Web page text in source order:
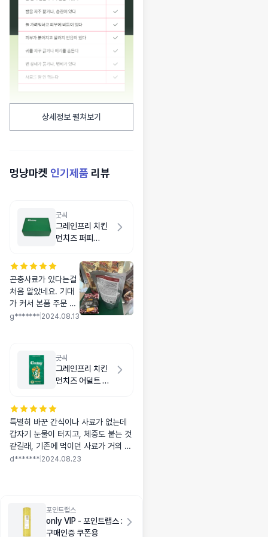
상세정보 펼쳐보기
멍냥마켓 인기제품 리뷰
굿씨
그레인프리 치킨
먼치즈 퍼피
곤충사료가 있다는걸
처음 알았네요. 기대
가 커서 본품 주문 해
봤는데 아직 급여는
데 치와와가 입에 안
맞으면 뱉어버리는지
라 조금 걱정은 되지
주문할게요!
g******* 2024.08.13
굿씨
그레인프리 치킨
먼치즈 어덜트 스
특별히 바꾼 간식이나 사료가 없는데
갑자기 눈물이 터지고, 체중도 붙는 것
같길래, 기존에 먹이던 사료가 거의 동
날 때 즈음 새로 알아보다가 굿씨 후기
요 (쨍한 초록색 너무 좋아.....) 지퍼백
도 잘 되어있지만, 저는 추가로 몬트라
움에서 밀폐집게도 샀습니다 딱 좋아
d******* 2024.08.23
포인트랩스
only VIP - 포인트랩스 :
구매인증 쿠폰용